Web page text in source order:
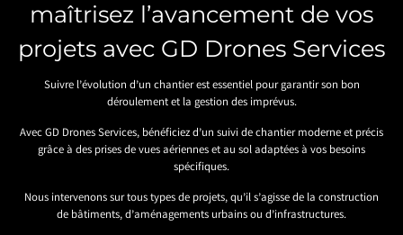
maîtrisez l’avancement de vos
projets avec GD Drones Services
Suivre l’évolution d’un chantier est essentiel pour garantir son bon
déroulement et la gestion des imprévus.
Avec GD Drones Services, bénéficiez d’un suivi de chantier moderne et précis
grâce à des prises de vues aériennes et au sol adaptées à vos besoins
spécifiques.
Nous intervenons sur tous types de projets, qu’il s’agisse de la construction
de bâtiments, d’aménagements urbains ou d’infrastructures.